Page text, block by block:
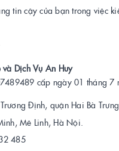
tin cậy của bạn trong việc
Dịch Vụ An Huy
cấp ngày 01 tháng 7
Định, quận Hai Bà
Mê Linh, Hà Nội.
485